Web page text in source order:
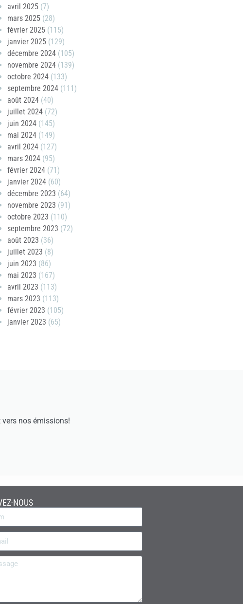
avril 2025 (7)
mars 2025 (28)
février 2025 (115)
janvier 2025 (129)
décembre 2024 (105)
novembre 2024 (139)
octobre 2024 (133)
septembre 2024 (111)
août 2024 (40)
juillet 2024 (72)
juin 2024 (145)
mai 2024 (149)
avril 2024 (127)
mars 2024 (95)
février 2024 (71)
janvier 2024 (60)
décembre 2023 (64)
novembre 2023 (91)
octobre 2023 (110)
septembre 2023 (72)
août 2023 (36)
juillet 2023 (8)
juin 2023 (86)
mai 2023 (167)
avril 2023 (113)
mars 2023 (113)
février 2023 (105)
janvier 2023 (65)
vers nos émissions!
NOUS